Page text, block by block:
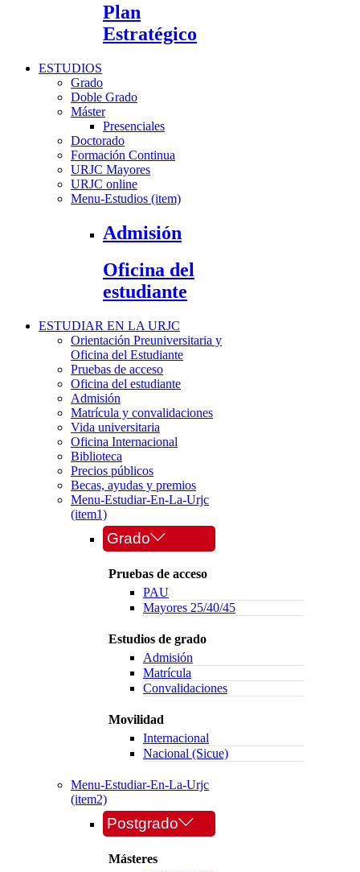
Plan
Estratégico
ESTUDIOS
Grado
Doble Grado
Máster
Presenciales
Doctorado
Formación Continua
URJC Mayores
URJC online
Menu-Estudios (item)
Admisión
Oficina del
estudiante
ESTUDIAR EN LA URJC
Orientación Preuniversitaria y
Oficina del Estudiante
Pruebas de acceso
Oficina del estudiante
Admisión
Matrícula y convalidaciones
Vida universitaria
Oficina Internacional
Biblioteca
Precios públicos
Becas, ayudas y premios
Menu-Estudiar-En-La-Urjc
(item1)
Grado
Pruebas de acceso
PAU
Mayores 25/40/45
Estudios de grado
Admisión
Matrícula
Convalidaciones
Movilidad
Internacional
Nacional (Sicue)
Menu-Estudiar-En-La-Urjc
(item2)
Postgrado
Másteres